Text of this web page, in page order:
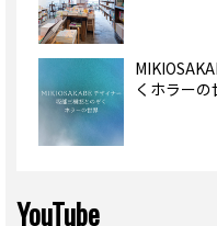
くホラーの
YouTube